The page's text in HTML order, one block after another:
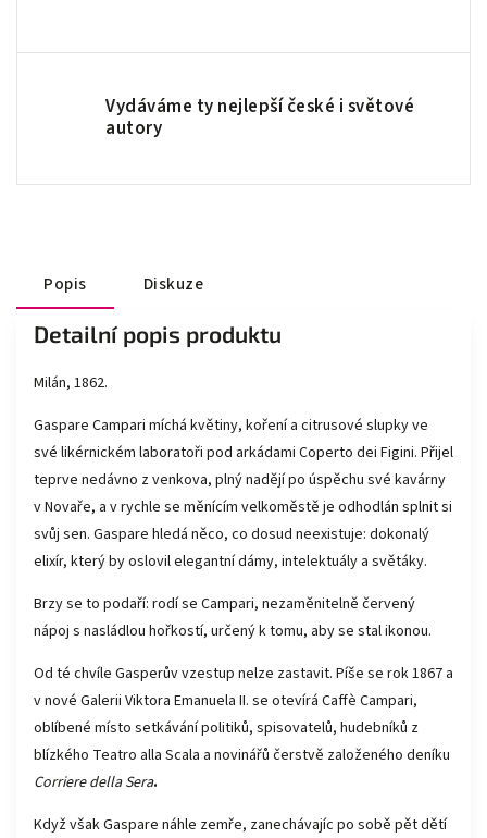
Vydáváme ty nejlepší české i světové
autory
Popis Diskuze
Detailní popis produktu
Milán, 1862.
Gaspare Campari míchá květiny, koření a citrusové slupky ve
své likérnickém laboratoři pod arkádami Coperto dei Figini. Přijel
teprve nedávno z venkova, plný nadějí po úspěchu své kavárny
v Novaře, a v rychle se měnícím velkoměstě je odhodlán splnit si
svůj sen. Gaspare hledá něco, co dosud neexistuje: dokonalý
elixír, který by oslovil elegantní dámy, intelektuály a světáky.
Brzy se to podaří: rodí se Campari, nezaměnitelně červený
nápoj s nasládlou hořkostí, určený k tomu, aby se stal ikonou.
Od té chvíle Gasperův vzestup nelze zastavit. Píše se rok 1867 a
v nové Galerii Viktora Emanuela II. se otevírá Caffè Campari,
oblíbené místo setkávání politiků, spisovatelů, hudebníků z
blízkého Teatro alla Scala a novinářů čerstvě založeného deníku
Corriere della Sera.
Když však Gaspare náhle zemře, zanechávajíc po sobě pět dětí